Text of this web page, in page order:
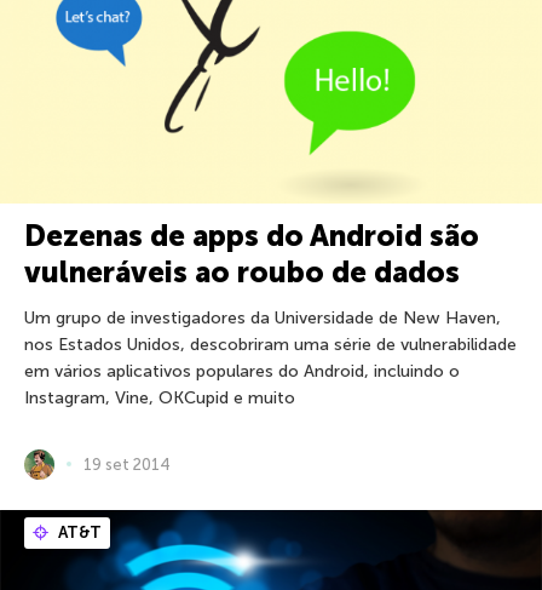
Dezenas de apps do Android são
vulneráveis ao roubo de dados
Um grupo de investigadores da Universidade de New Haven,
nos Estados Unidos, descobriram uma série de vulnerabilidade
em vários aplicativos populares do Android, incluindo o
Instagram, Vine, OKCupid e muito
19 set 2014
AT&T